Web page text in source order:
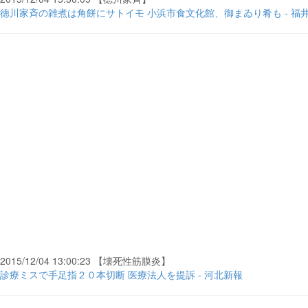
徳川家斉の雑煮は角餅にサトイモ 小浜市食文化館、御まゐり肴も - 福
2015/12/04 13:00:23 【壊死性筋膜炎】
診療ミスで手足指２０本切断 医療法人を提訴 - 河北新報